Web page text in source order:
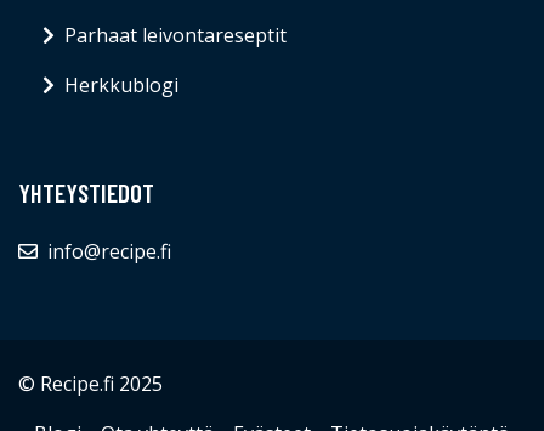
Parhaat leivontareseptit
Herkkublogi
YHTEYSTIEDOT
info@recipe.fi
© Recipe.fi 2025